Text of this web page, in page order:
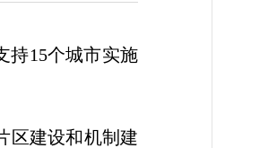
持15个城市实施
区建设和机制建